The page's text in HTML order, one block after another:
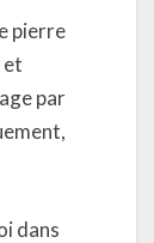
pierre
et
par
dans